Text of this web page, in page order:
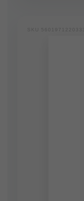
SKU 5601971220333